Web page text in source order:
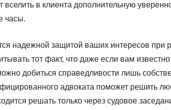
вселить в клиента дополнительную
часы.
надежной защитой ваших интересов при
тот факт, что даже если вам
добиться справедливости лишь
адвоката поможет решить
решать только через судовое